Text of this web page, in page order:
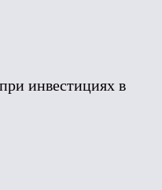
инвестициях в